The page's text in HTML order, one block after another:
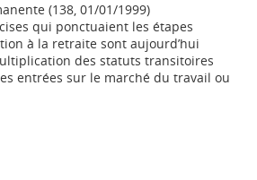
(138, 01/01/1999)
qui ponctuaient les étapes
à la retraite sont aujourd’hui
des statuts transitoires
entrées sur le marché du travail ou